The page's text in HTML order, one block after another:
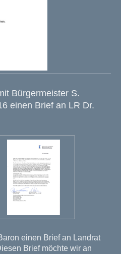
Bürgermeister S.
einen Brief an LR Dr.
einen Brief an Landrat
Brief möchte wir an